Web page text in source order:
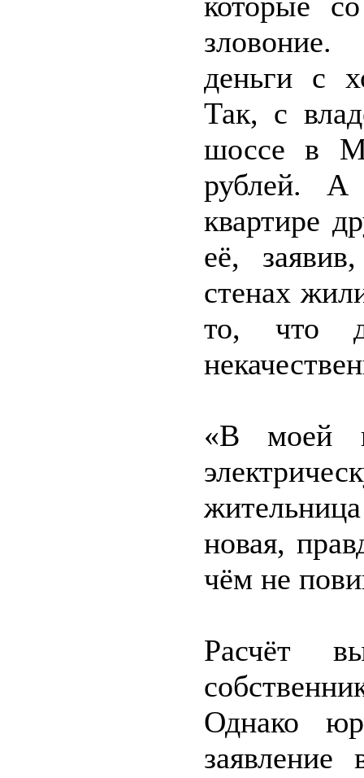
деньги с
Так, с
шоссе в
рублей. А
квартире
её,
стенах
то, что
«В моей
новая,
чём не
Расчёт
Однако